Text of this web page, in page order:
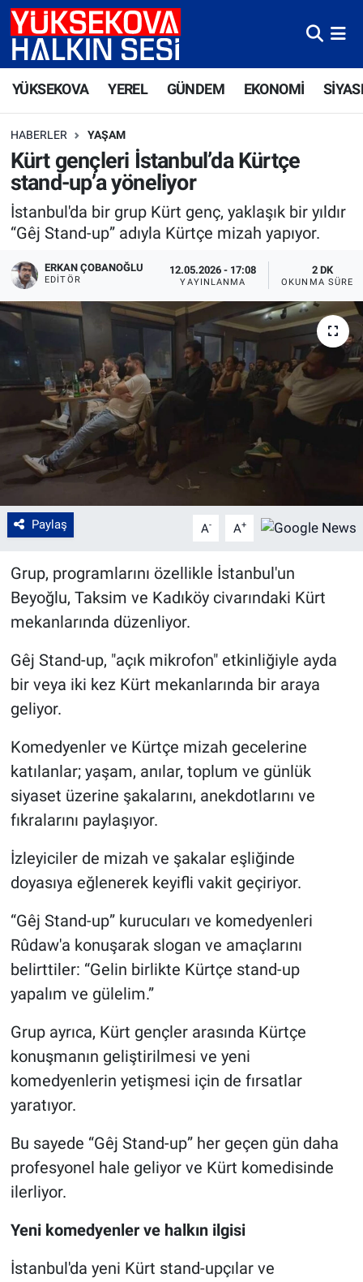
YÜKSEKOVA YEREL GÜNDEM EKONOMİ
HABERLER YAŞAM
Kürt gençleri İstanbul’da Kürtçe
stand-up’a yöneliyor
İstanbul'da bir grup Kürt genç, yaklaşık bir yıldır
“Gêj Stand-up” adıyla Kürtçe mizah yapıyor.
ERKAN ÇOBANOĞLU
EDITÖR
12.05.2026 - 17:08
YAYINLANMA
2 DK
OKUNMA SÜRESI
Paylaş A- A+
Grup, programlarını özellikle İstanbul'un
Beyoğlu, Taksim ve Kadıköy civarındaki Kürt
mekanlarında düzenliyor.
Gêj Stand-up, "açık mikrofon" etkinliğiyle ayda
bir veya iki kez Kürt mekanlarında bir araya
geliyor.
Komedyenler ve Kürtçe mizah gecelerine
katılanlar; yaşam, anılar, toplum ve günlük
siyaset üzerine şakalarını, anekdotlarını ve
fıkralarını paylaşıyor.
İzleyiciler de mizah ve şakalar eşliğinde
doyasıya eğlenerek keyifli vakit geçiriyor.
“Gêj Stand-up” kurucuları ve komedyenleri
Rûdaw'a konuşarak slogan ve amaçlarını
belirttiler: “Gelin birlikte Kürtçe stand-up
yapalım ve gülelim.”
Grup ayrıca, Kürt gençler arasında Kürtçe
konuşmanın geliştirilmesi ve yeni
komedyenlerin yetişmesi için de fırsatlar
yaratıyor.
Bu sayede “Gêj Stand-up” her geçen gün daha
profesyonel hale geliyor ve Kürt komedisinde
ilerliyor.
Yeni komedyenler ve halkın ilgisi
İstanbul'da yeni Kürt stand-upçılar ve
Yüksekova Nöbetçi Eczaneler
Yüksekova Trafik Yoğunluk Haritası
Süper Lig Puan Durumu ve Fikstür
Tüm Manşetler
Son Dakika Haberleri
Haber Arşivi